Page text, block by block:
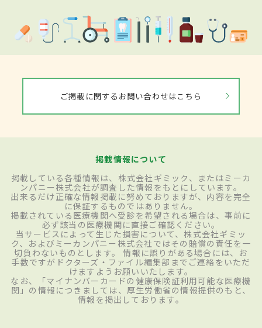
ご掲載に関するお問い合わせはこちら
掲載情報について
掲載している各種情報は、株式会社ギミック、またはミーカ
ンパニー株式会社が調査した情報をもとにしています。
出来るだけ正確な情報掲載に努めておりますが、内容を完全
に保証するものではありません。
掲載されている医療機関へ受診を希望される場合は、事前に
必ず該当の医療機関に直接ご確認ください。
当サービスによって生じた損害について、株式会社ギミッ
ク、およびミーカンパニー株式会社ではその賠償の責任を一
切負わないものとします。 情報に誤りがある場合には、お
手数ですがドクターズ・ファイル編集部までご連絡をいただ
けますようお願いいたします。
なお、「マイナンバーカードの健康保険証利用可能な医療機
関」の情報につきましては、厚生労働省の情報提供のもと、
情報を掲出しております。